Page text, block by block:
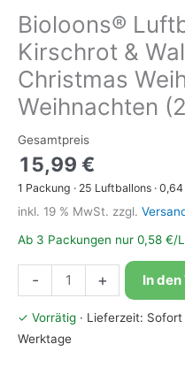
Bioloons®
Kirschrot &
Christmas
Weihnachten
Gesamtpreis
15,99 €
1 Packung · 25 Luftballons · 0,64
inkl. 19 % MwSt. zzgl.
Ab 3 Packungen nur 0,58 €/
-
Bioloons®
Luftballon
30cm
Kirschrot
+ In
✓ Vorrätig · Lieferzeit:
Werktage